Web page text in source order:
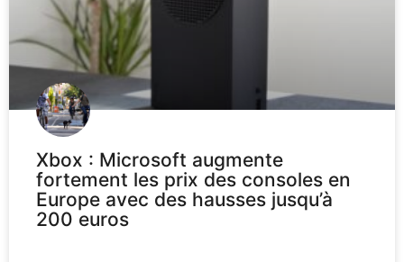
Xbox : Microsoft augmente
fortement les prix des consoles en
Europe avec des hausses jusqu’à
200 euros